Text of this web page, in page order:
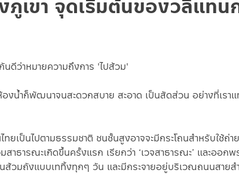
เขา จุดเริ่มต้นของวลีแทน
นดีว่าหมายความถึงการ 'ไปส้วม'
น้ำก็พัฒนาจนสะดวกสบาย สะอาด เป็นสัดส่วน อย่างที่เราแ
ป็นไปตามธรรมชาติ ชนชั้นสูงอาจจะมีกระโถนสำหรับใช้ถ่
ธารณะเกิดขึ้นครั้งแรก เรียกว่า ‘เวจสาธารณะ’ และออ
ป็นส้วมถังแบบเททิ้งทุกๆ วัน และมีกระจายอยู่บริเวณถนนส